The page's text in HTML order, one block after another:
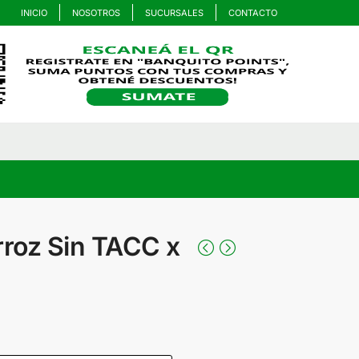
INICIO NOSOTROS SUCURSALES CONTACTO
Sin TACC x